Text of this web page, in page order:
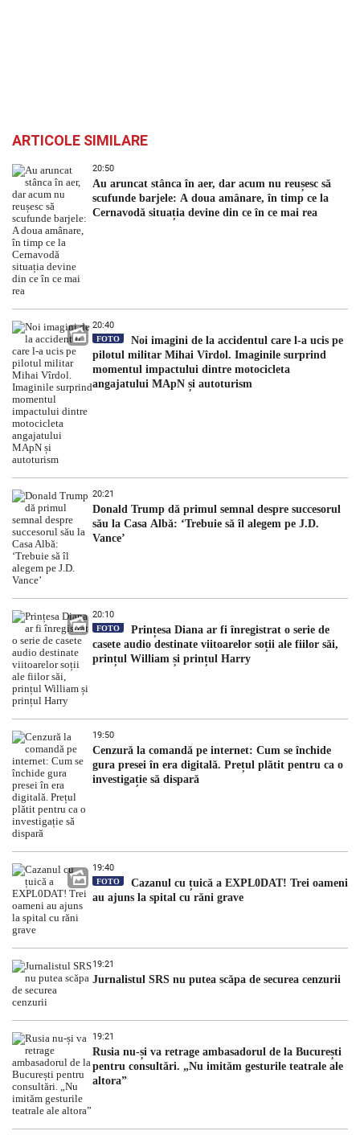
ARTICOLE SIMILARE
20:50
Au aruncat stânca în aer, dar acum nu reușesc să
scufunde barjele: A doua amânare, în timp ce la
Cernavodă situația devine din ce în ce mai rea
20:40
FOTO
Noi imagini de la accidentul care l-a ucis pe
pilotul militar Mihai Vîrdol. Imaginile surprind
momentul impactului dintre motocicleta
angajatului MApN și autoturism
20:21
Donald Trump dă primul semnal despre succesorul
său la Casa Albă: ‘Trebuie să îl alegem pe J.D.
Vance’
20:10
FOTO
Prințesa Diana ar fi înregistrat o serie de
casete audio destinate viitoarelor soții ale fiilor săi,
prințul William și prințul Harry
19:50
Cenzură la comandă pe internet: Cum se închide
gura presei în era digitală. Prețul plătit pentru ca o
investigație să dispară
19:40
FOTO
Cazanul cu țuică a EXPL0DAT! Trei oameni
au ajuns la spital cu răni grave
19:21
Jurnalistul SRS nu putea scăpa de securea cenzurii
19:21
Rusia nu-și va retrage ambasadorul de la București
pentru consultări. „Nu imităm gesturile teatrale ale
altora”